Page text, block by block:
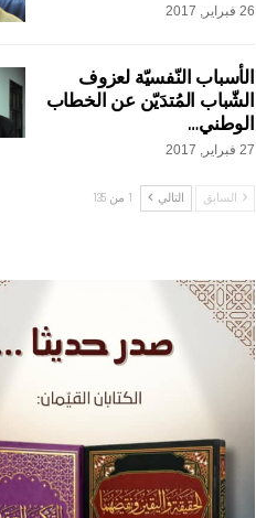
26 فبراير, 2017
الأسباب النّفسيّة لعزوف
الشّباب المُتدَيّن عن الخطاب
الوطني…
27 فبراير, 2017
السابق التالي 1 من 135